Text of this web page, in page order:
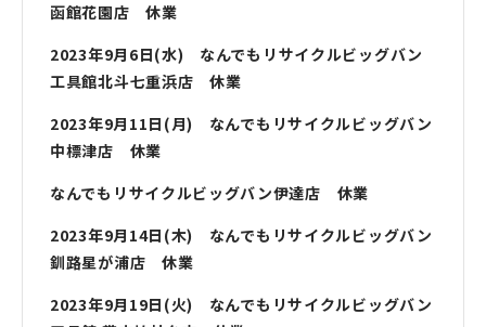
函館花園店 休業
2023年9月6日(水) なんでもリサイクルビッグバン
工具館北斗七重浜店 休業
2023年9月11日(月) なんでもリサイクルビッグバン
中標津店 休業
なんでもリサイクルビッグバン伊達店 休業
2023年9月14日(木) なんでもリサイクルビッグバン
釧路星が浦店 休業
2023年9月19日(火) なんでもリサイクルビッグバン